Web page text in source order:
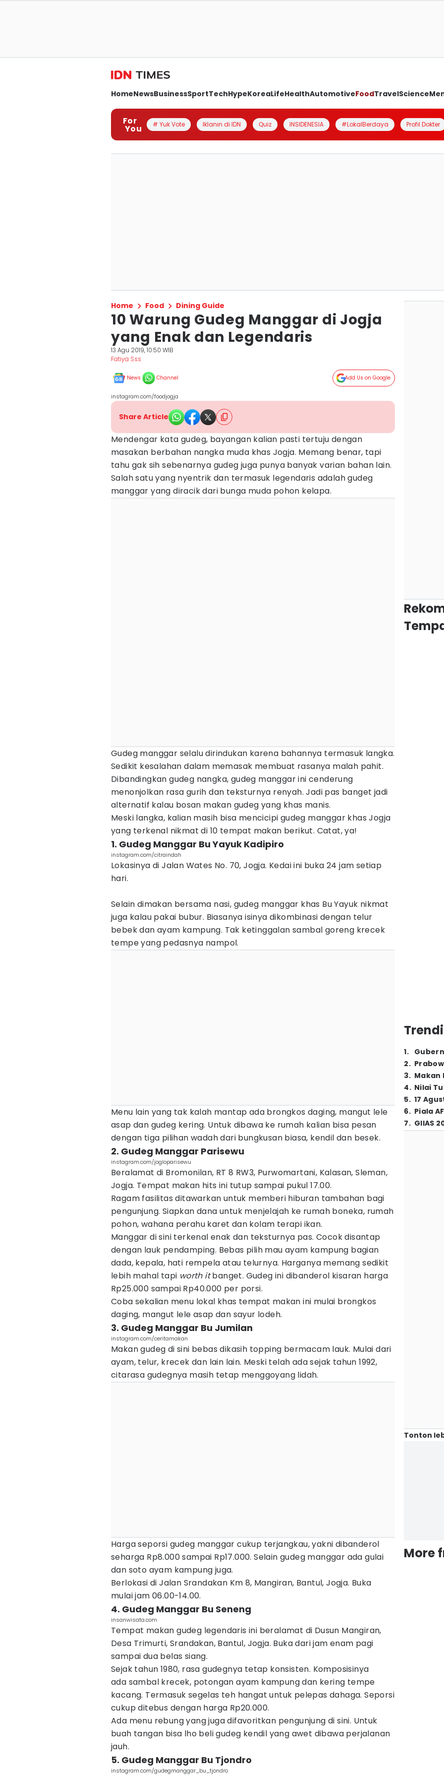
HomeNewsBusinessSportTechHypeKoreaLifeHealthAutomotiveFoodTravelScience
For
You # Yuk Vote Iklanin di IDN Quiz INSIDENESIA #LokalBerdaya Profil Dokter
Home Food Dining Guide
10 Warung Gudeg Manggar di Jogja
yang Enak dan Legendaris
13 Agu 2019, 10:50 WIB
Fatiya Sss
News Channel Add Us on Google
instagram.com/foodjogja
Share Article
Mendengar kata gudeg, bayangan kalian pasti tertuju dengan
masakan berbahan nangka muda khas Jogja. Memang benar, tapi
tahu gak sih sebenarnya gudeg juga punya banyak varian bahan lain.
Salah satu yang nyentrik dan termasuk legendaris adalah gudeg
manggar yang diracik dari bunga muda pohon kelapa.
Gudeg manggar selalu dirindukan karena bahannya termasuk langka.
Sedikit kesalahan dalam memasak membuat rasanya malah pahit.
Dibandingkan gudeg nangka, gudeg manggar ini cenderung
menonjolkan rasa gurih dan teksturnya renyah. Jadi pas banget jadi
alternatif kalau bosan makan gudeg yang khas manis.
Meski langka, kalian masih bisa mencicipi gudeg manggar khas Jogja
yang terkenal nikmat di 10 tempat makan berikut. Catat, ya!
1. Gudeg Manggar Bu Yayuk Kadipiro
instagram.com/citraindah
Lokasinya di Jalan Wates No. 70, Jogja. Kedai ini buka 24 jam setiap
hari.
Selain dimakan bersama nasi, gudeg manggar khas Bu Yayuk nikmat
juga kalau pakai bubur. Biasanya isinya dikombinasi dengan telur
bebek dan ayam kampung. Tak ketinggalan sambal goreng krecek
tempe yang pedasnya nampol.
Menu lain yang tak kalah mantap ada brongkos daging, mangut lele
asap dan gudeg kering. Untuk dibawa ke rumah kalian bisa pesan
dengan tiga pilihan wadah dari bungkusan biasa, kendil dan besek.
2. Gudeg Manggar Parisewu
instagram.com/jogloparisewu
Beralamat di Bromonilan, RT 8 RW3, Purwomartani, Kalasan, Sleman,
Jogja. Tempat makan hits ini tutup sampai pukul 17.00.
Ragam fasilitas ditawarkan untuk memberi hiburan tambahan bagi
pengunjung. Siapkan dana untuk menjelajah ke rumah boneka, rumah
pohon, wahana perahu karet dan kolam terapi ikan.
Manggar di sini terkenal enak dan teksturnya pas. Cocok disantap
dengan lauk pendamping. Bebas pilih mau ayam kampung bagian
dada, kepala, hati rempela atau telurnya. Harganya memang sedikit
lebih mahal tapi worth itbanget. Gudeg ini dibanderol kisaran harga
Rp25.000 sampai Rp40.000 per porsi.
Coba sekalian menu lokal khas tempat makan ini mulai brongkos
daging, mangut lele asap dan sayur lodeh.
3. Gudeg Manggar Bu Jumilan
instagram.com/ceritamakan
Makan gudeg di sini bebas dikasih topping bermacam lauk. Mulai dari
ayam, telur, krecek dan lain lain. Meski telah ada sejak tahun 1992,
citarasa gudegnya masih tetap menggoyang lidah.
Harga seporsi gudeg manggar cukup terjangkau, yakni dibanderol
seharga Rp8.000 sampai Rp17.000. Selain gudeg manggar ada gulai
dan soto ayam kampung juga.
Berlokasi di Jalan Srandakan Km 8, Mangiran, Bantul, Jogja. Buka
mulai jam 06.00-14.00.
4. Gudeg Manggar Bu Seneng
insanwisata.com
Tempat makan gudeg legendaris ini beralamat di Dusun Mangiran,
Desa Trimurti, Srandakan, Bantul, Jogja. Buka dari jam enam pagi
sampai dua belas siang.
Sejak tahun 1980, rasa gudegnya tetap konsisten. Komposisinya
ada sambal krecek, potongan ayam kampung dan kering tempe
kacang. Termasuk segelas teh hangat untuk pelepas dahaga. Seporsi
cukup ditebus dengan harga Rp20.000.
Ada menu rebung yang juga difavoritkan pengunjung di sini. Untuk
buah tangan bisa lho beli gudeg kendil yang awet dibawa perjalanan
jauh.
5. Gudeg Manggar Bu Tjondro
instagram.com/gudegmanggar_bu_tjondro
1.
2.
3. Makan
4. Nilai
5. 17
6. Piala
7. GIIAS
Tonton
More